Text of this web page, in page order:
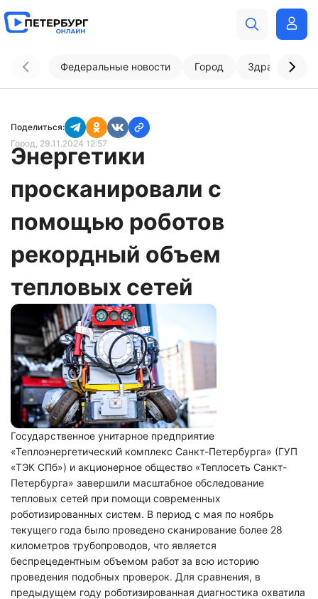
Федеральные новости Город
Поделиться:
Город, 29.11.2024 12:57
Энергетики
просканировали с
помощью роботов
рекордный объем
тепловых сетей
Государственное унитарное предприятие
«Теплоэнергетический комплекс Санкт-Петербурга» (ГУП
«ТЭК СПб») и акционерное общество «Теплосеть Санкт-
Петербурга» завершили масштабное обследование
тепловых сетей при помощи современных
роботизированных систем. В период с мая по ноябрь
текущего года было проведено сканирование более 28
километров трубопроводов, что является
беспрецедентным объемом работ за всю историю
проведения подобных проверок. Для сравнения, в
предыдущем году роботизированная диагностика охватила